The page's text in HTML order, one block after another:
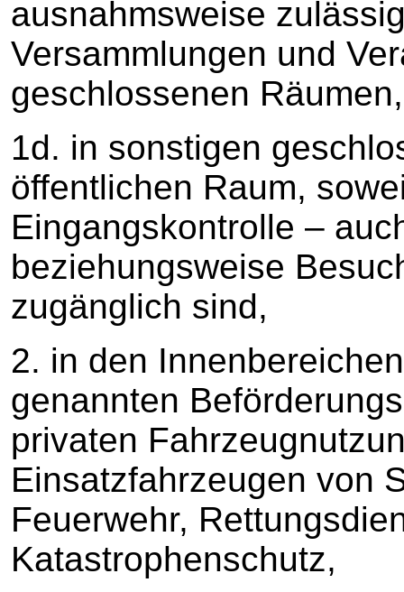
ausnahmsweise
Versammlungen und
geschlossenen Räumen,
1d. in sonstigen
öffentlichen Raum,
Eingangskontrolle –
beziehungsweise
zugänglich sind,
2. in den
genannten
privaten
Einsatzfahrzeugen von
Feuerwehr,
Katastrophenschutz,